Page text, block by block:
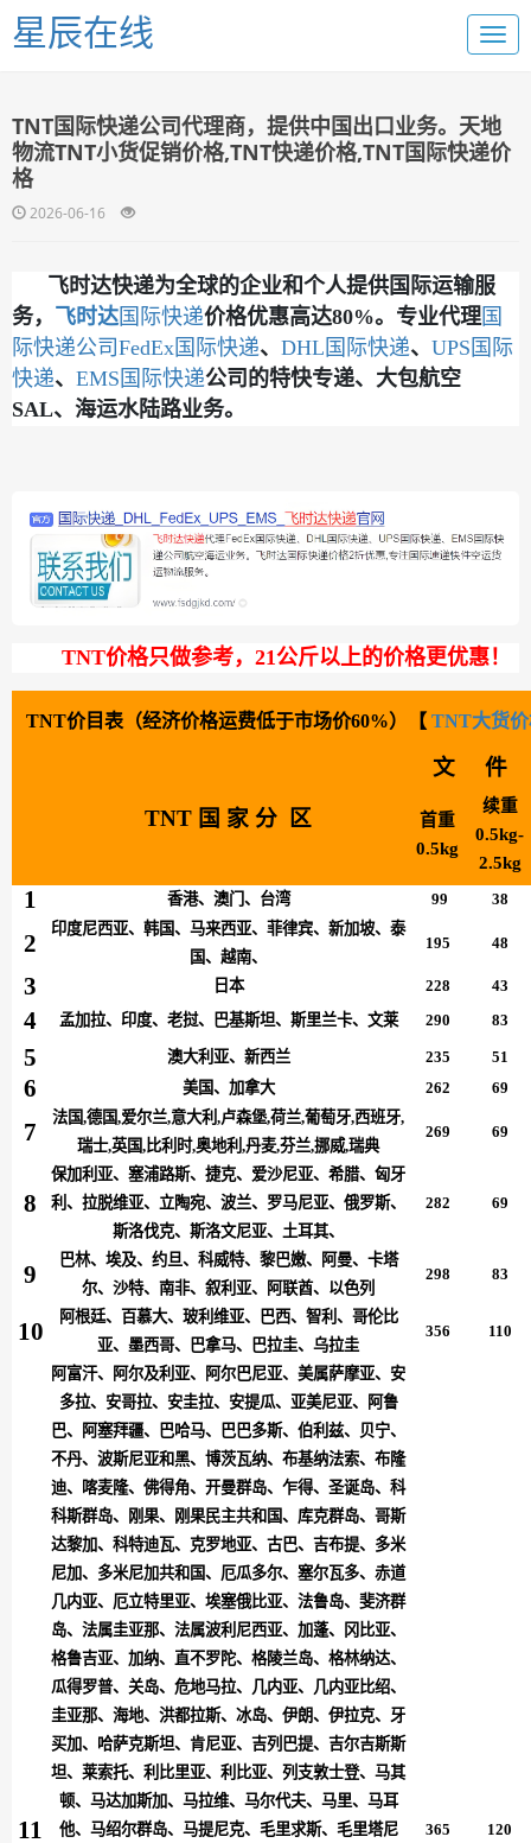
星辰在线
TNT国际快递公司代理商，提供中国出口业务。天地
物流TNT小货促销价格,TNT快递价格,TNT国际快递价
格
2026-06-16
飞时达快递为全球的企业和个人提供国际运输服
务，
飞时达国际快递价格优惠高达80%。专业代理国
际快递公司 FedEx国际快递、 DHL国际快递、 UPS国际
快递、 EMS国际快递公司的特快专递、大包航空
SAL、海运水陆路业务。
TNT价格只做参考，21公斤以上的价格更优惠！
TNT价目表（经济价格运费低于市场价60%）【 TNT大货
TNT 国 家 分 区
文 件
首重
0.5kg
续重
0.5kg-
2.5kg
1 香港、澳门、台湾 99 38
2
印度尼西亚、韩国、马来西亚、菲律宾、新加坡、泰
国、越南、
195 48
3 日本 228 43
4 孟加拉、印度、老挝、巴基斯坦、斯里兰卡、文莱 290 83
5 澳大利亚、新西兰 235 51
6 美国、加拿大 262 69
7
法国,德国,爱尔兰,意大利,卢森堡,荷兰,葡萄牙,西班牙,
瑞士,英国, 比利时,奥地利,丹麦,芬兰,挪威,瑞典
269 69
8
保加利亚、塞浦路斯、捷克、爱沙尼亚、希腊、匈牙
利、拉脱维亚、立陶宛、波兰、罗马尼亚、俄罗斯、
斯洛伐克、斯洛文尼亚、土耳其、
282 69
9
巴林、埃及、约旦、科威特、黎巴嫩、阿曼、卡塔
尔、沙特、南非、叙利亚、阿联酋、以色列
298 83
10
阿根廷、百慕大、玻利维亚、巴西、智利、哥伦比
亚、墨西哥、巴拿马、巴拉圭、乌拉圭
356 110
11
阿富汗、阿尔及利亚、阿尔巴尼亚、美属萨摩亚、安
多拉、安哥拉、安圭拉、安提瓜、亚美尼亚、阿鲁
巴、阿塞拜疆、巴哈马、巴巴多斯、伯利兹、贝宁、
不丹、波斯尼亚和黑、博茨瓦纳、布基纳法索、布隆
迪、喀麦隆、佛得角、开曼群岛、乍得、圣诞岛、科
科斯群岛、刚果、刚果民主共和国、库克群岛、哥斯
达黎加、科特迪瓦、克罗地亚、古巴、吉布提、多米
尼加、多米尼加共和国、厄瓜多尔、塞尔瓦多、赤道
几内亚、厄立特里亚、埃塞俄比亚、法鲁岛、斐济群
岛、法属圭亚那、法属波利尼西亚、加蓬、冈比亚、
格鲁吉亚、加纳、直不罗陀、格陵兰岛、格林纳达、
瓜得罗普、关岛、危地马拉、几内亚、几内亚比绍、
圭亚那、海地、洪都拉斯、冰岛、伊朗、伊拉克、牙
买加、哈萨克斯坦、肯尼亚、吉列巴提、吉尔吉斯斯
坦、莱索托、利比里亚、利比亚、列支敦士登、马其
顿、马达加斯加、马拉维、马尔代夫、马里、马耳
他、马绍尔群岛、马提尼克、毛里求斯、毛里塔尼
365 120